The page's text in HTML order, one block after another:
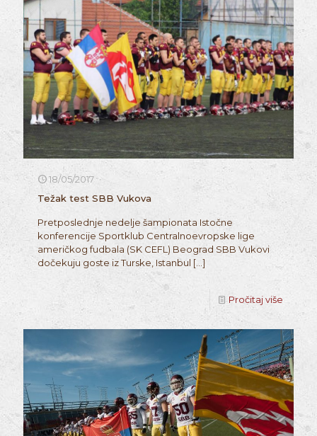
18/05/2017
Težak test SBB Vukova
Pretposlednje nedelje šampionata Istočne
konferencije Sportklub Centralnoevropske lige
američkog fudbala (SK CEFL) Beograd SBB Vukovi
dočekuju goste iz Turske, Istanbul […]
Pročitaj više